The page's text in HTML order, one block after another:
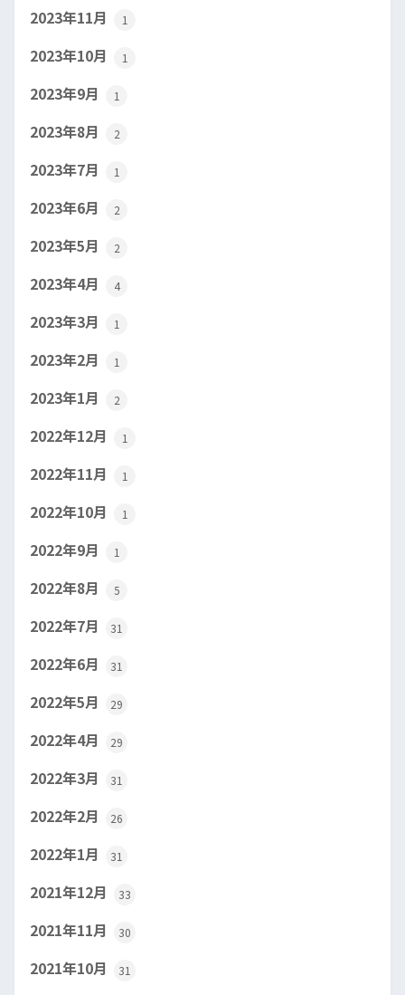
2023年11月 1
2023年10月 1
2023年9月 1
2023年8月 2
2023年7月 1
2023年6月 2
2023年5月 2
2023年4月 4
2023年3月 1
2023年2月 1
2023年1月 2
2022年12月 1
2022年11月 1
2022年10月 1
2022年9月 1
2022年8月 5
2022年7月 31
2022年6月 31
2022年5月 29
2022年4月 29
2022年3月 31
2022年2月 26
2022年1月 31
2021年12月 33
2021年11月 30
2021年10月 31